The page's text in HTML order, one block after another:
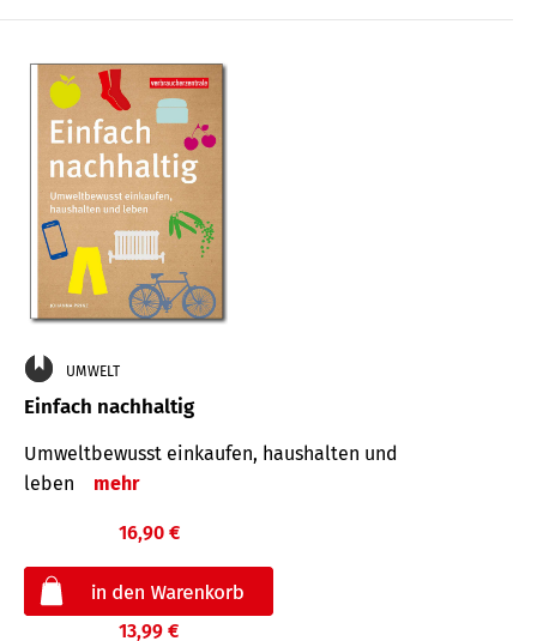
UMWELT
Einfach nachhaltig
Umweltbewusst einkaufen, haushalten und
leben
mehr
16,90 €
13,99 €